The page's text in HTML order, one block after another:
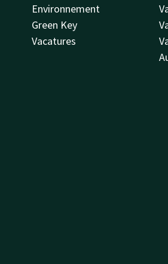
Environnement
Green Key
Vacatures